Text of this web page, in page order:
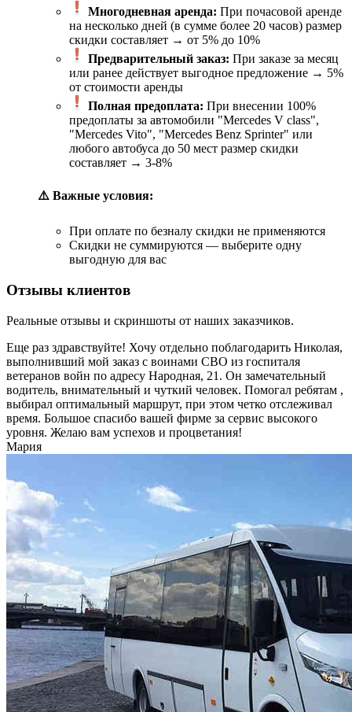
Многодневная аренда: При почасовой аренде
на несколько дней (в сумме более 20 часов) размер
скидки составляет → от 5% до 10%
Предварительный заказ: При заказе за месяц
или ранее действует выгодное предложение → 5%
от стоимости аренды
Полная предоплата: При внесении 100%
предоплаты за автомобили "Mercedes V class",
"Mercedes Vito", "Mercedes Benz Sprinter" или
любого автобуса до 50 мест размер скидки
составляет → 3-8%
⚠️ Важные условия:
При оплате по безналу скидки не применяются
Скидки не суммируются — выберите одну
выгодную для вас
Отзывы клиентов
Реальные отзывы и скриншоты от наших заказчиков.
Еще раз здравствуйте! Хочу отдельно поблагодарить Николая,
выполнивший мой заказ с воинами СВО из госпиталя
ветеранов войн по адресу Народная, 21. Он замечательный
водитель, внимательный и чуткий человек. Помогал ребятам ,
выбирал оптимальный маршрут, при этом четко отслеживал
время. Большое спасибо вашей фирме за сервис высокого
уровня. Желаю вам успехов и процветания!
Мария